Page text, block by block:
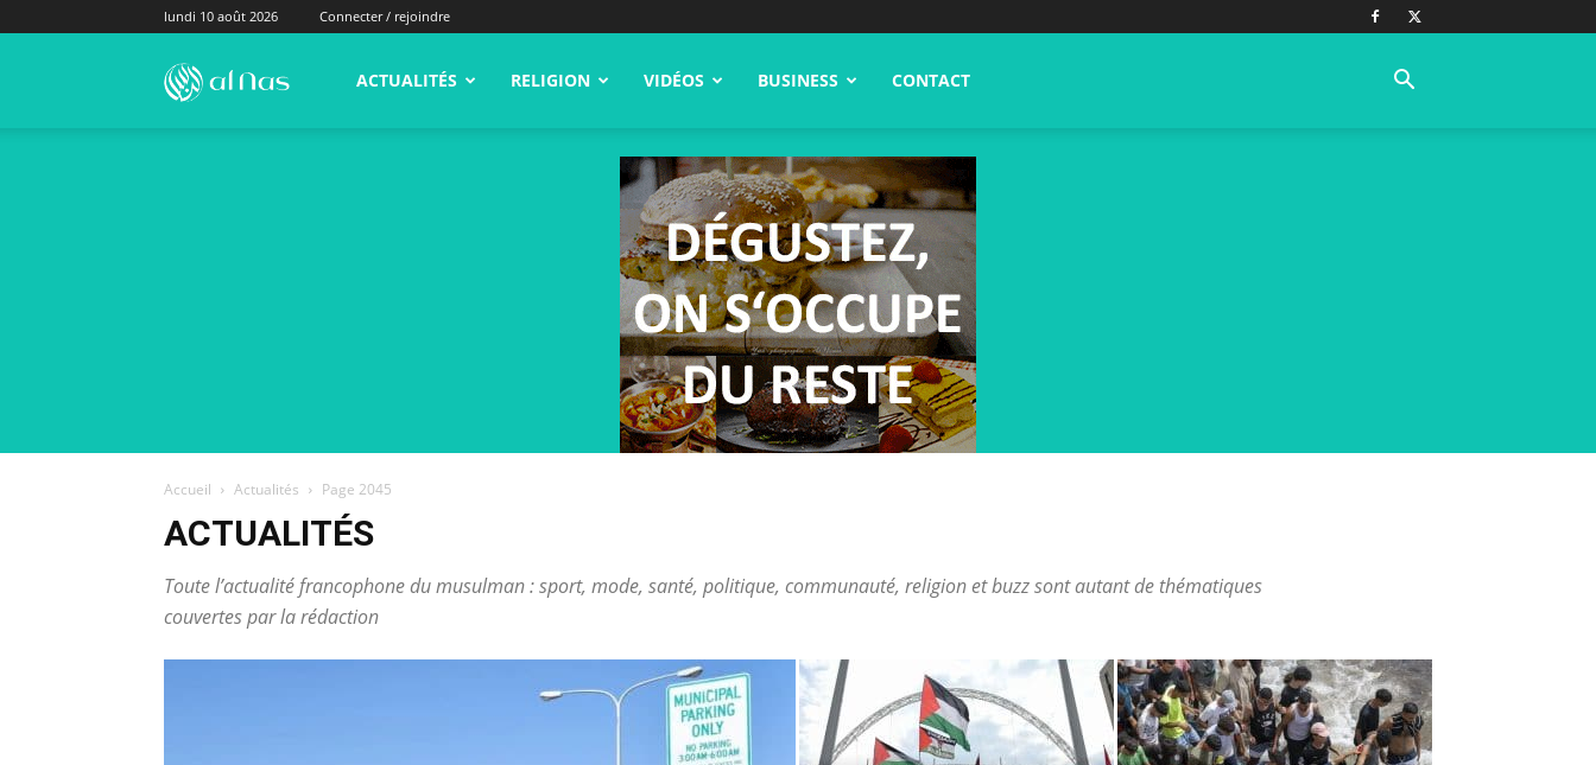
lundi 10 août 2026 Connecter / rejoindre
alNas.fr ACTUALITÉS RELIGION VIDÉOS BUSINESS CONTACT
Accueil Actualités Page 2045
ACTUALITÉS
Toute l’actualité francophone du musulman : sport, mode, santé, politique, communauté, religion et buzz sont autant de thématiques
couvertes par la rédaction